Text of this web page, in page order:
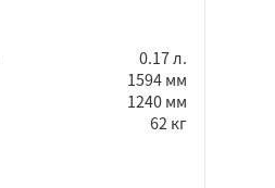
0.17 л.
1594 мм
1240 мм
62 кг